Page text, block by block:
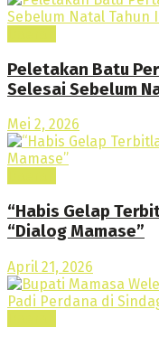
Peletakan Batu
Selesai Sebelum
Mei 2, 2026
“Habis Gelap
“Dialog Mamase”
April 21, 2026